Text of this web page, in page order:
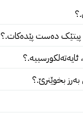
پیتێک دەست پێدەکات.؟
ئایەتەلکورسییە.؟
بخوێنرێ.؟